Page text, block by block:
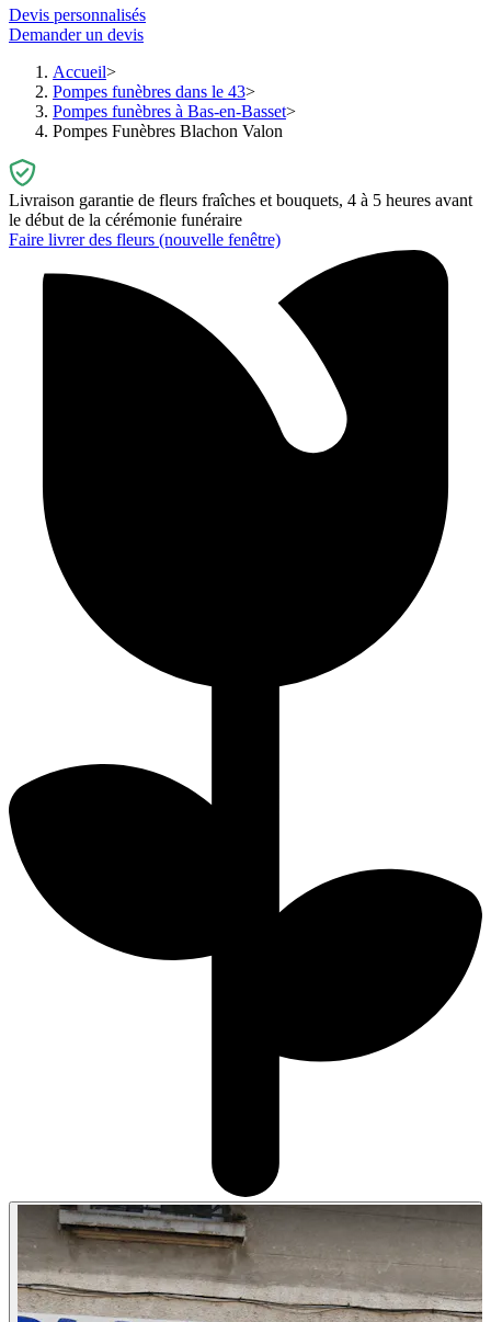
Devis personnalisés
Demander un devis
Accueil
Pompes funèbres dans le 43
Pompes funèbres à Bas-en-Basset
Pompes Funèbres Blachon Valon
Livraison garantie de fleurs fraîches et bouquets, 4 à 5 heures avant
le début de la cérémonie funéraire
Faire livrer des fleurs (nouvelle fenêtre)